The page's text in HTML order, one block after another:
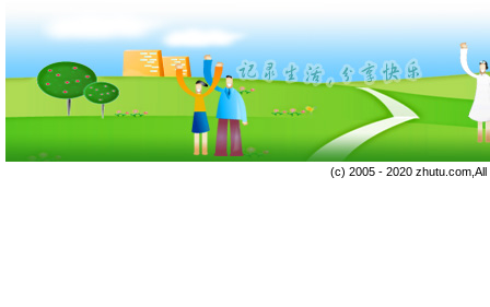
(c) 2005 - 2020